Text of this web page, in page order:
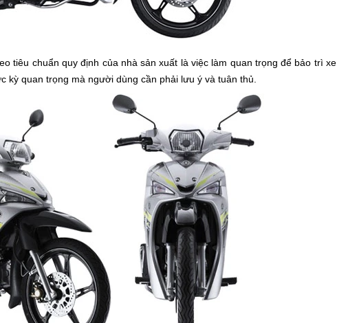
tiêu chuẩn quy định của nhà sản xuất là việc làm quan trọng để bảo trì xe
quan trọng mà người dùng cần phải lưu ý và tuân thủ.